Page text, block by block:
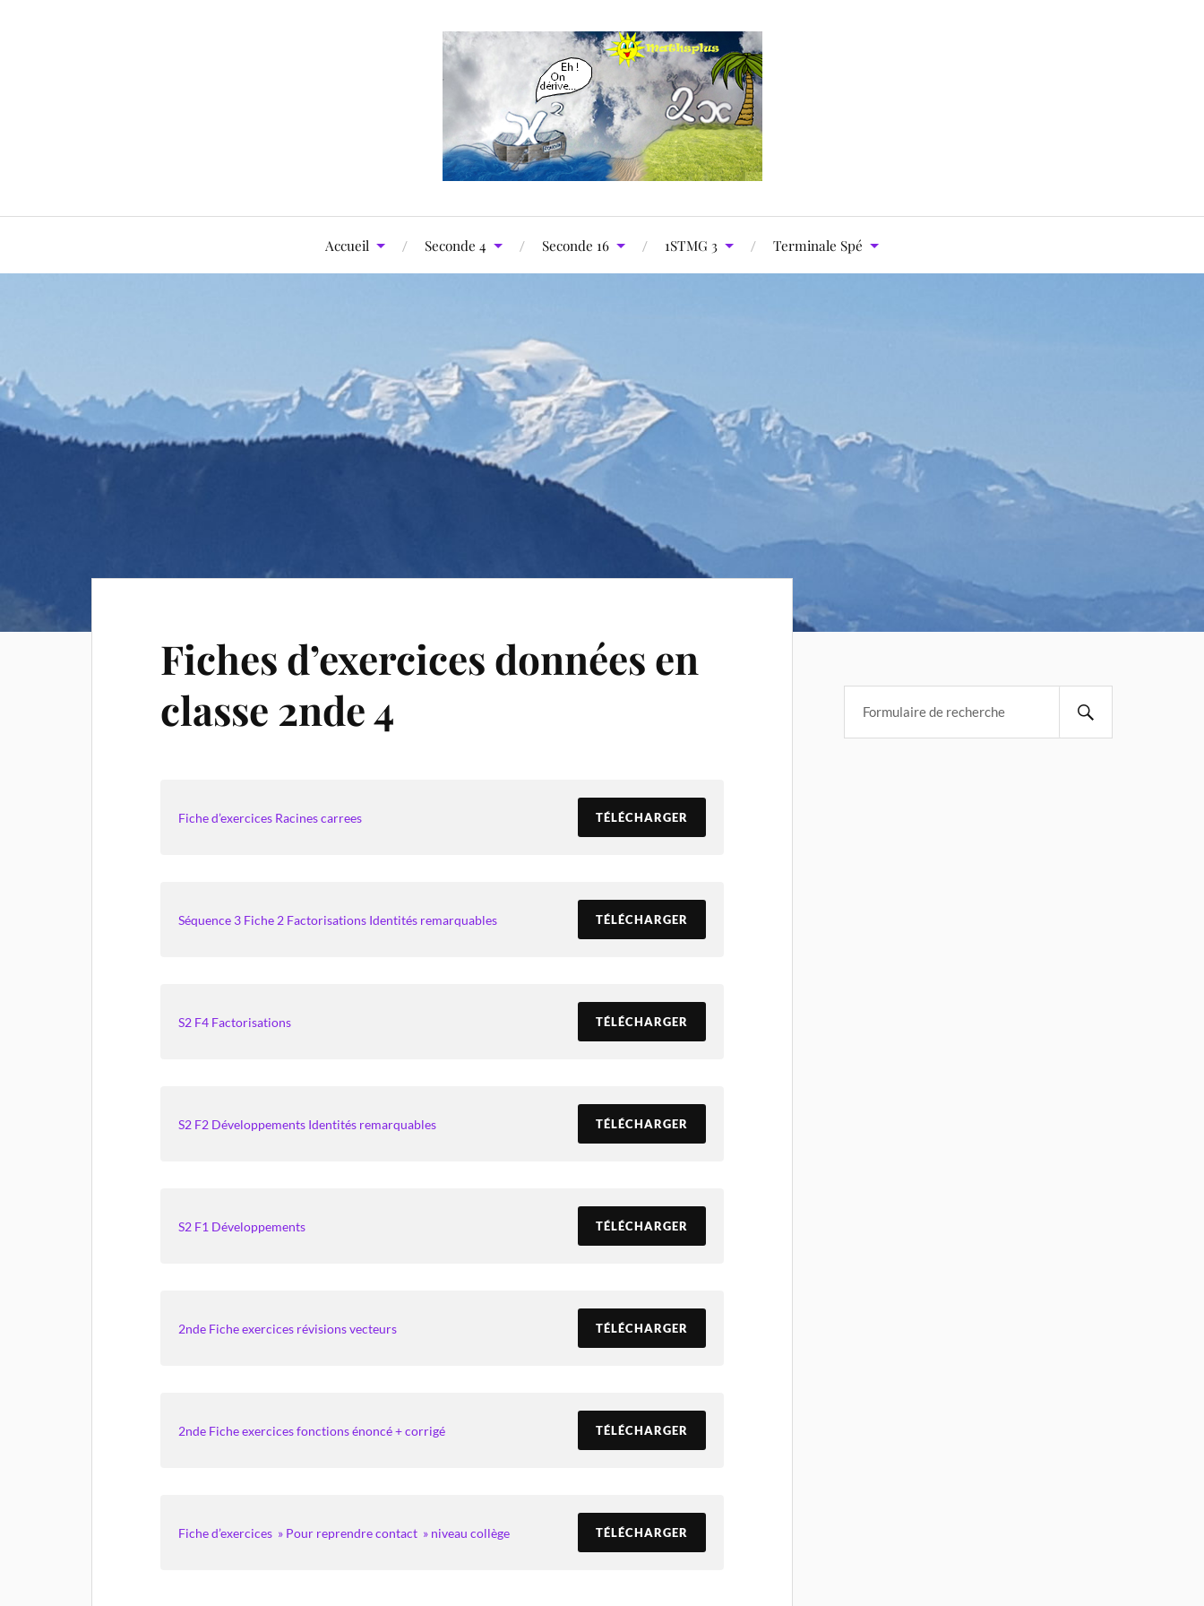
Accueil Seconde 4 Seconde 16 1STMG 3 Terminale Spé
Fiches d’exercices données en
classe 2nde 4
Fiche d’exercices Racines carrees TÉLÉCHARGER
Séquence 3 Fiche 2 Factorisations Identités remarquables TÉLÉCHARGER
S2 F4 Factorisations TÉLÉCHARGER
S2 F2 Développements Identités remarquables TÉLÉCHARGER
S2 F1 Développements TÉLÉCHARGER
2nde Fiche exercices révisions vecteurs TÉLÉCHARGER
2nde Fiche exercices fonctions énoncé + corrigé TÉLÉCHARGER
Fiche d’exercices » Pour reprendre contact » niveau collège TÉLÉCHARGER